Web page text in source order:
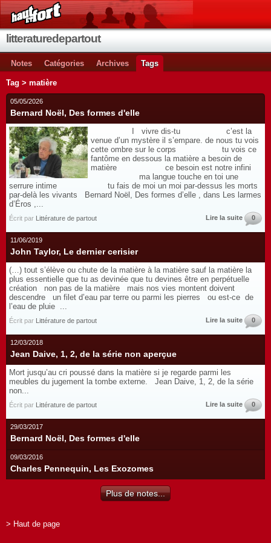
litteraturedepartout
Notes Catégories Archives Tags
Tag > matière
05/05/2026
Bernard Noël, Des formes d'elle
I vivre dis-tu c’est la
venue d’un mystère il s’empare. de nous tu vois
cette ombre sur le corps tu vois ce
fantôme en dessous la matière a besoin de
matière ce besoin est notre infini
ma langue touche en toi une
serrure intime tu fais de moi un moi par-dessus les morts
par-delà les vivants Bernard Noël, Des formes d’elle , dans Les larmes
d’Éros ,...
Écrit par Littérature de partout Lire la suite 0
11/06/2019
John Taylor, Le dernier cerisier
(…) tout s’élève ou chute de la matière à la matière sauf la matière la
plus essentielle que tu as devinée que tu devines être en perpétuelle
création non pas de la matière mais nos vies montent doivent
descendre un filet d’eau par terre ou parmi les pierres ou est-ce de
l’eau de pluie ...
Écrit par Littérature de partout Lire la suite 0
12/03/2018
Jean Daive, 1, 2, de la série non aperçue
Mort jusqu’au cri poussé dans la matière si je regarde parmi les
meubles du jugement la tombe externe. Jean Daive, 1, 2, de la série
non...
Écrit par Littérature de partout Lire la suite 0
29/03/2017
Bernard Noël, Des formes d'elle
09/03/2016
Charles Pennequin, Les Exozomes
Plus de notes...
> Haut de page